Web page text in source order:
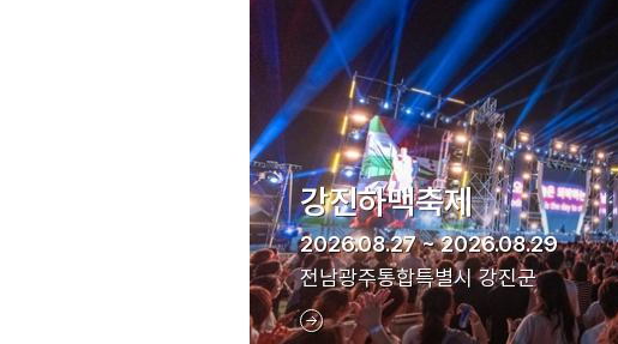
강진하맥축제
2026.08.27 ~ 2026.08.29
전남광주통합특별시 강진군